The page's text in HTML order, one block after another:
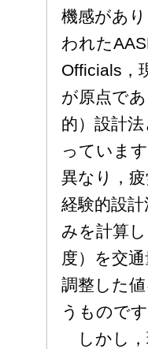
機感があ
われた
Officials，
が原点で
的）設計
っていま
異なり，
経験的設
みを計算
度）を交
調整した
うもので
しかし，